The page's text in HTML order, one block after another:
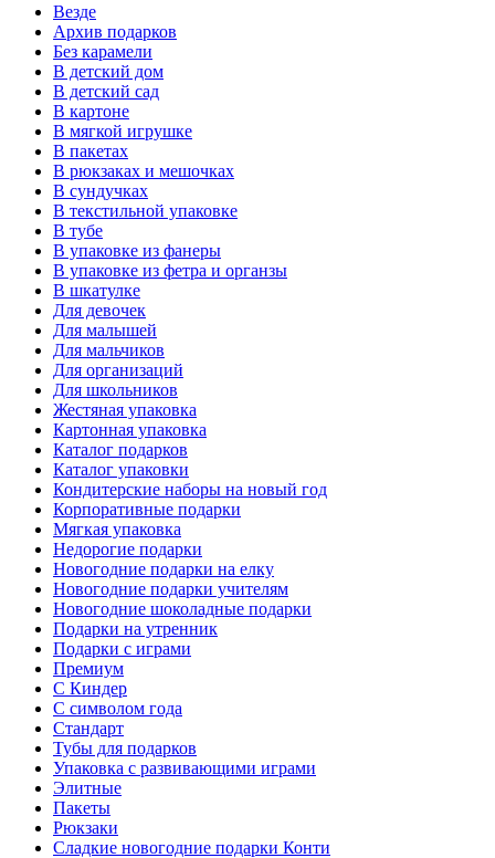
Везде
Архив подарков
Без карамели
В детский дом
В детский сад
В картоне
В мягкой игрушке
В пакетах
В рюкзаках и мешочках
В сундучках
В текстильной упаковке
В тубе
В упаковке из фанеры
В упаковке из фетра и органзы
В шкатулке
Для девочек
Для малышей
Для мальчиков
Для организаций
Для школьников
Жестяная упаковка
Картонная упаковка
Каталог подарков
Каталог упаковки
Кондитерские наборы на новый год
Корпоративные подарки
Мягкая упаковка
Недорогие подарки
Новогодние подарки на елку
Новогодние подарки учителям
Новогодние шоколадные подарки
Подарки на утренник
Подарки с играми
Премиум
С Киндер
С символом года
Стандарт
Тубы для подарков
Упаковка с развивающими играми
Элитные
Пакеты
Рюкзаки
Сладкие новогодние подарки Конти